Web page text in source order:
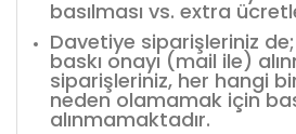
basılması vs. extra
Davetiye siparişleriniz
baskı onayı (mail ile)
siparişleriniz, her hangi
neden olamamak için
alınmamaktadır.